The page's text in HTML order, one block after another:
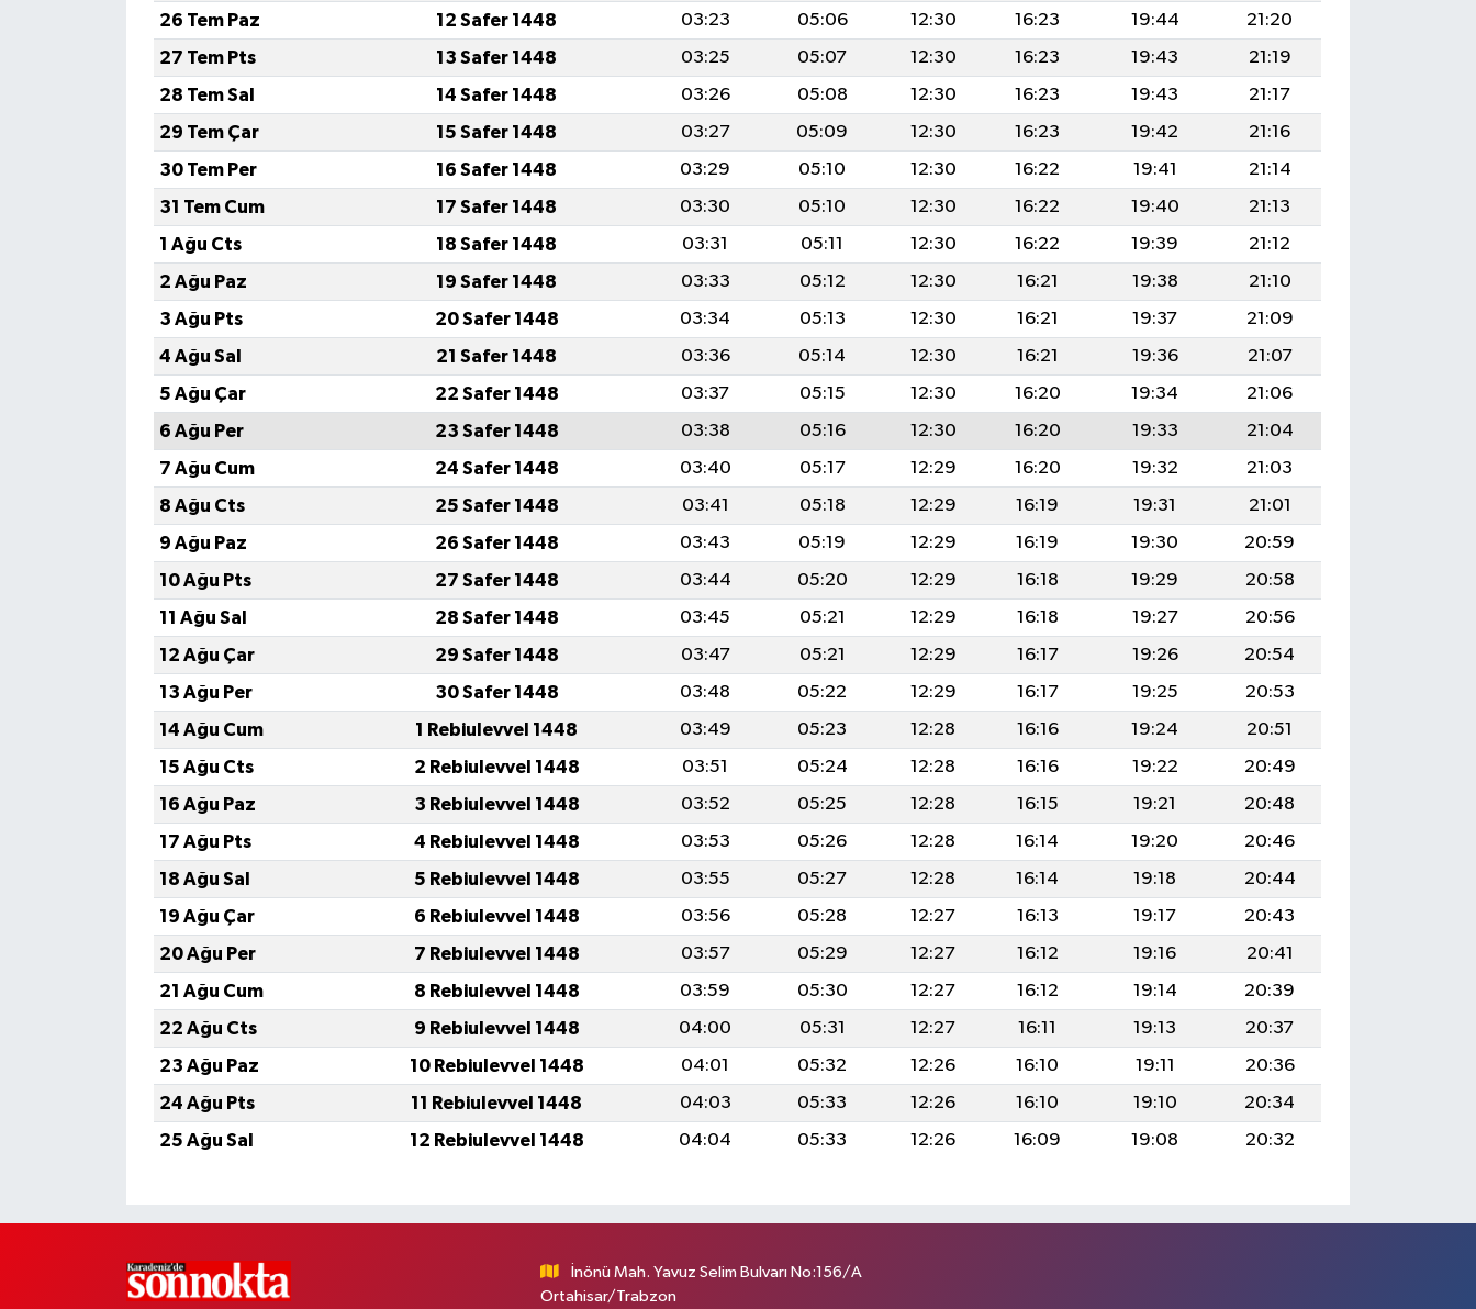
26 Tem Paz
12 Safer 1448 03:23 05:06 12:30 16:23 19:44
21:20
27 Tem Pts
13 Safer 1448 03:25 05:07 12:30 16:23 19:43
21:19
28 Tem Sal
14 Safer 1448 03:26 05:08 12:30 16:23 19:43
21:17
29 Tem Çar
15 Safer 1448 03:27 05:09 12:30 16:23 19:42
21:16
30 Tem Per
16 Safer 1448 03:29 05:10 12:30 16:22 19:41
21:14
31 Tem Cum
17 Safer 1448 03:30 05:10 12:30 16:22 19:40
21:13
1 Ağu Cts
18 Safer 1448 03:31 05:11 12:30 16:22 19:39
21:12
2 Ağu Paz
19 Safer 1448 03:33 05:12 12:30 16:21 19:38
21:10
3 Ağu Pts
20 Safer 1448 03:34 05:13 12:30 16:21 19:37
21:09
4 Ağu Sal
21 Safer 1448 03:36 05:14 12:30 16:21 19:36
21:07
5 Ağu Çar
22 Safer 1448 03:37 05:15 12:30 16:20 19:34
21:06
6 Ağu Per
23 Safer 1448 03:38 05:16 12:30 16:20 19:33
21:04
7 Ağu Cum
24 Safer 1448 03:40 05:17 12:29 16:20 19:32
21:03
8 Ağu Cts
25 Safer 1448 03:41 05:18 12:29 16:19 19:31
21:01
9 Ağu Paz
26 Safer 1448 03:43 05:19 12:29 16:19 19:30
20:59
10 Ağu Pts
27 Safer 1448 03:44 05:20 12:29 16:18 19:29
20:58
11 Ağu Sal
28 Safer 1448 03:45 05:21 12:29 16:18 19:27
20:56
12 Ağu Çar
29 Safer 1448 03:47 05:21 12:29 16:17 19:26
20:54
13 Ağu Per
30 Safer 1448 03:48 05:22 12:29 16:17 19:25
20:53
14 Ağu Cum
1 Rebiulevvel 1448 03:49 05:23 12:28 16:16 19:24
20:51
15 Ağu Cts
2 Rebiulevvel 1448 03:51 05:24 12:28 16:16 19:22
20:49
16 Ağu Paz
3 Rebiulevvel 1448 03:52 05:25 12:28 16:15 19:21
20:48
17 Ağu Pts
4 Rebiulevvel 1448 03:53 05:26 12:28 16:14 19:20
20:46
18 Ağu Sal
5 Rebiulevvel 1448 03:55 05:27 12:28 16:14 19:18
20:44
19 Ağu Çar
6 Rebiulevvel 1448 03:56 05:28 12:27 16:13 19:17
20:43
20 Ağu Per
7 Rebiulevvel 1448 03:57 05:29 12:27 16:12 19:16
20:41
21 Ağu Cum
8 Rebiulevvel 1448 03:59 05:30 12:27 16:12 19:14
20:39
22 Ağu Cts
9 Rebiulevvel 1448 04:00 05:31 12:27 16:11 19:13
20:37
23 Ağu Paz
10 Rebiulevvel 1448 04:01 05:32 12:26 16:10 19:11
20:36
24 Ağu Pts
11 Rebiulevvel 1448 04:03 05:33 12:26 16:10 19:10
20:34
25 Ağu Sal
12 Rebiulevvel 1448 04:04 05:33 12:26 16:09 19:08 20:32
İnönü Mah. Yavuz Selim Bulvarı No:156/A
Ortahisar/Trabzon